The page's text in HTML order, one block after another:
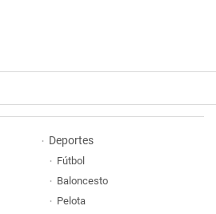
Deportes
Fútbol
Baloncesto
Pelota